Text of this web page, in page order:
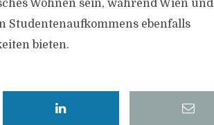
Wohnen sein, während Wien und
Studentenaufkommens ebenfalls
bieten.